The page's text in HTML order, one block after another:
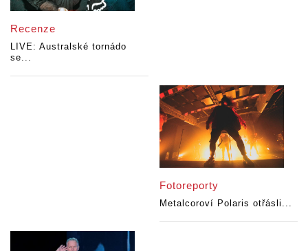
Recenze
LIVE: Australské tornádo
se...
Fotoreporty
Metalcoroví Polaris otřásli...